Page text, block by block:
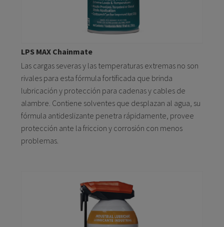
LPS MAX Chainmate
Las cargas severas y las temperaturas extremas no son
rivales para esta fórmula fortificada que brinda
lubricación y protección para cadenas y cables de
alambre. Contiene solventes que desplazan al agua, su
fórmula antideslizante penetra rápidamente, provee
protección ante la friccion y corrosión con menos
problemas.